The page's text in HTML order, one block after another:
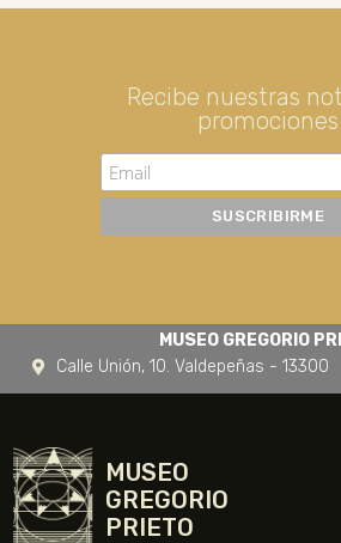
Recibe nuestras
promociones
MUSEO GREGORIO
Calle Unión, 10. Valdepeñas - 13300
MUSEO
GREGORIO
PRIETO